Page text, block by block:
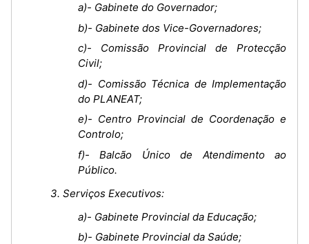
a)- Gabinete do Governador;
b)- Gabinete dos Vice-Governadores;
c)- Comissão Provincial de Protecção
Civil;
d)- Comissão Técnica de Implementação
do PLANEAT;
e)- Centro Provincial de Coordenação e
Controlo;
f)- Balcão Único de Atendimento ao
Público.
3. Serviços Executivos:
a)- Gabinete Provincial da Educação;
b)- Gabinete Provincial da Saúde;